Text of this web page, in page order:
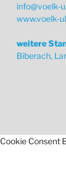
info@voelk-
www.voelk-
weitere
Biberach,
Cookie Consent